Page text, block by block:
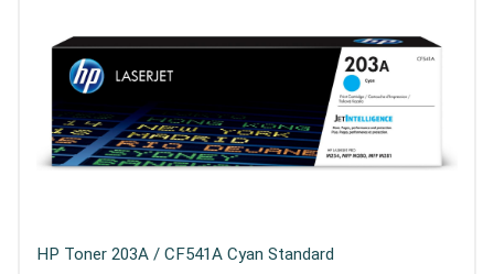
HP Toner 203A / CF541A Cyan Standard